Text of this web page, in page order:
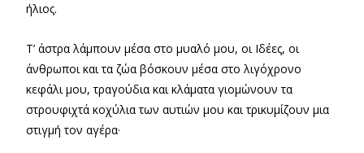
ήλιος.
Τ’ άστρα λάμπουν μέσα στο μυαλό μου, οι Ιδέες, οι
άνθρωποι και τα ζώα βόσκουν μέσα στο λιγόχρονο
κεφάλι μου, τραγούδια και κλάματα γιομώνουν τα
στρουφιχτά κοχύλια των αυτιών μου και τρικυμίζουν μια
στιγμή τον αγέρα·